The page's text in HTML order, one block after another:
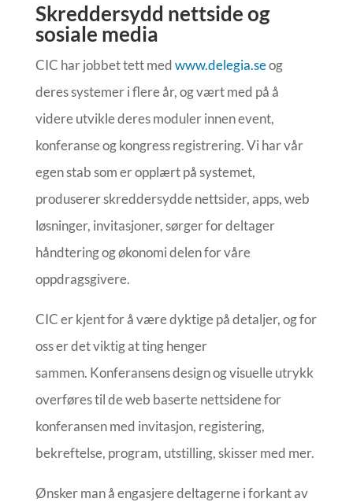
Skreddersydd nettside og
sosiale media
CIC har jobbet tett medwww.delegia.seog
deres systemer i flere år, og vært med på å
videre utvikle deres moduler innen event,
konferanse og kongress registrering. Vi har vår
egen stab som er opplært på systemet,
produserer skreddersydde nettsider, apps, web
løsninger, invitasjoner, sørger for deltager
håndtering og økonomi delen for våre
oppdragsgivere.
CIC er kjent for å være dyktige på detaljer, og for
oss er det viktig at ting henger
sammen. Konferansens design og visuelle utrykk
overføres til de web baserte nettsidene for
konferansen med invitasjon, registering,
bekreftelse, program, utstilling, skisser med mer.
Ønsker man å engasjere deltagerne i forkant av